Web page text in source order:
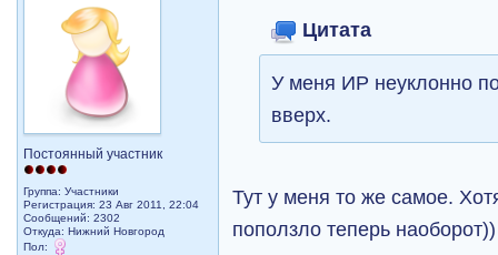
Постоянный участник
Группа: Участники
Регистрация: 23 Авг 2011, 22:04
Сообщений: 2302
Откуда: Нижний Новгород
Пол:
Цитата
У меня ИР неуклонно
вверх.
Тут у меня то же самое.
поползло теперь наоборот))